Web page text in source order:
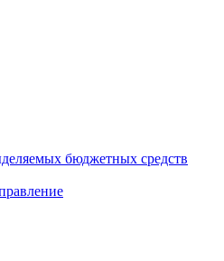
бюджетных средств